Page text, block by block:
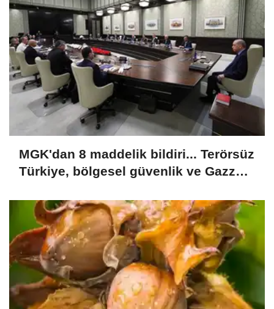
MGK'dan 8 maddelik bildiri... Terörsüz
Türkiye, bölgesel güvenlik ve Gazze